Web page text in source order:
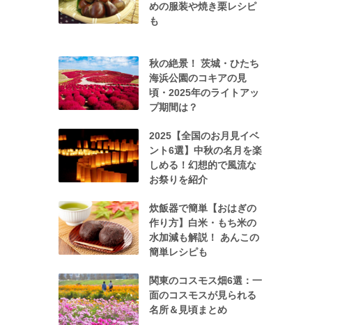
めの服装や焼き栗レシピ
も
秋の絶景！ 茨城・ひたち
海浜公園のコキアの見
頃・2025年のライトアッ
プ期間は？
2025【全国のお月見イベ
ント6選】中秋の名月を楽
しめる！幻想的で風流な
お祭りを紹介
炊飯器で簡単【おはぎの
作り方】白米・もち米の
水加減も解説！ あんこの
簡単レシピも
関東のコスモス畑6選：一
面のコスモスが見られる
名所＆見頃まとめ